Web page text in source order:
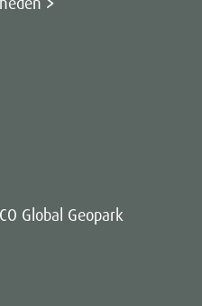
Global Geopark